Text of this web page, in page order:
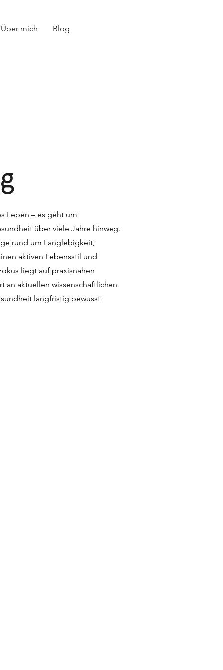
Über mich Blog
Leben – es geht um
über viele Jahre hinweg.
rund um Langlebigkeit,
aktiven Lebensstil und
liegt auf praxisnahen
an aktuellen wissenschaftlichen
langfristig bewusst